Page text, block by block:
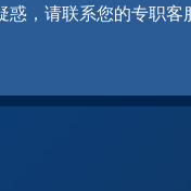
惑，请联系您的专职客